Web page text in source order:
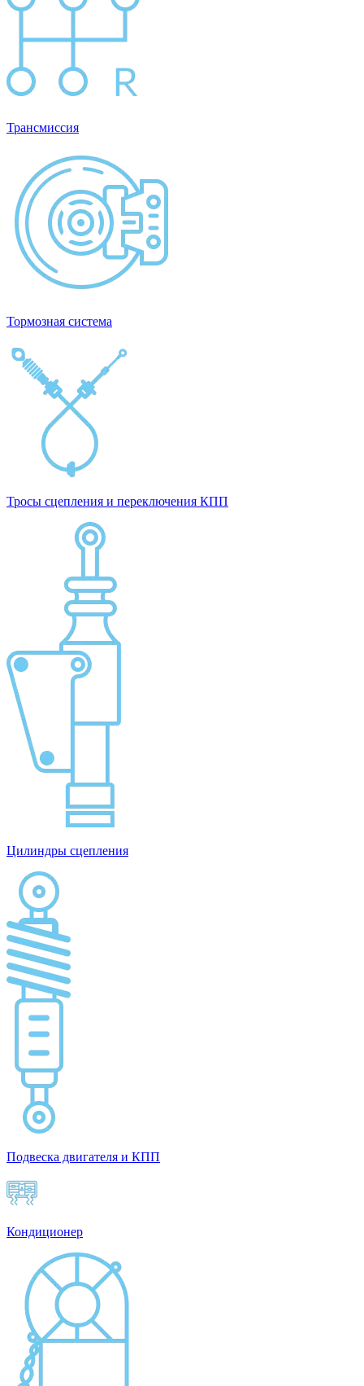
Трансмиссия
Тормозная система
Тросы сцепления и переключения КПП
Цилиндры сцепления
Подвеска двигателя и КПП
Кондиционер